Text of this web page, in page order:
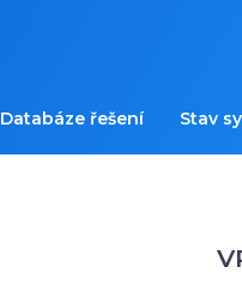
Databáze řešení Stav